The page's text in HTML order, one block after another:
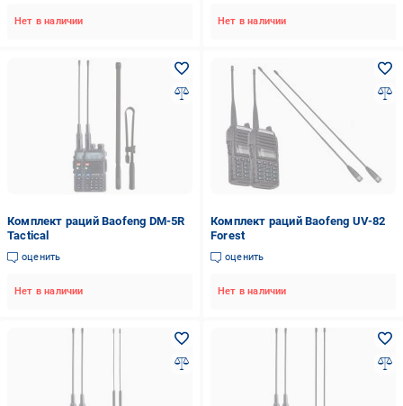
Нет в наличии Нет в наличии
Комплект раций Baofeng DM-5R
Tactical
оценить
Нет в наличии
Комплект раций Baofeng UV-82
Forest
оценить
Нет в наличии